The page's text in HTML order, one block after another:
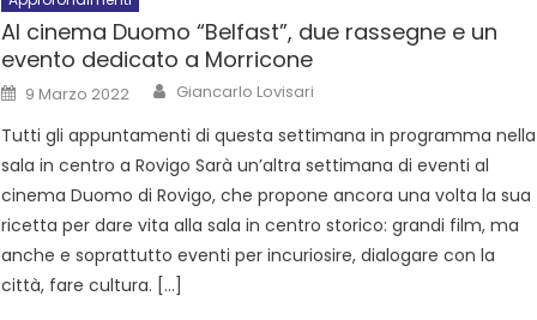
Al cinema Duomo “Belfast”, due rassegne e un
evento dedicato a Morricone
9 Marzo 2022 Giancarlo Lovisari
Tutti gli appuntamenti di questa settimana in programma nella
sala in centro a Rovigo Sarà un’altra settimana di eventi al
cinema Duomo di Rovigo, che propone ancora una volta la sua
ricetta per dare vita alla sala in centro storico: grandi film, ma
anche e soprattutto eventi per incuriosire, dialogare con la
città, fare cultura. […]